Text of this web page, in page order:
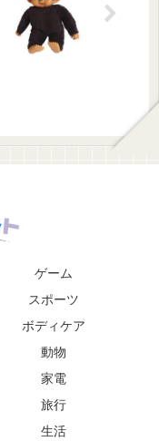
ゲーム
スポーツ
ボディケア
動物
家電
旅行
生活